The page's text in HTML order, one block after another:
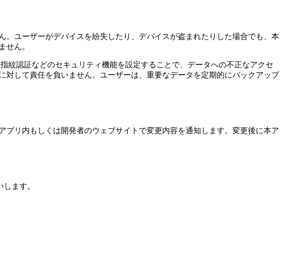
ユーザーがデバイスを紛失したり、デバイスが盗まれたりした場合でも、本
せん。
紋認証などのセキュリティ機能を設定することで、データへの不正なアクセ
して責任を負いません。ユーザーは、重要なデータを定期的にバックアップ
リ内もしくは開発者のウェブサイトで変更内容を通知します。変更後に本ア
ます。